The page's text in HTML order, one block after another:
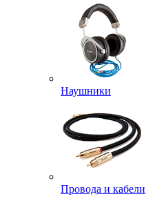
Наушники
Провода и кабели